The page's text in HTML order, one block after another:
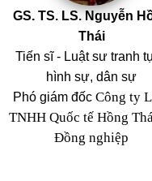
GS. TS. LS. Nguyễn
Thái
Tiến sĩ - Luật sư tranh
hình sự, dân sự
Phó giám đốc Công ty
TNHH Quốc tế Hồng
Đồng nghiệp